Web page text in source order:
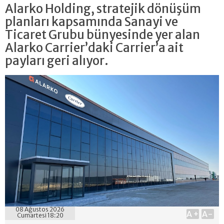
Alarko Holding, stratejik dönüşüm
planları kapsamında Sanayi ve
Ticaret Grubu bünyesinde yer alan
Alarko Carrier’daki Carrier’a ait
payları geri alıyor.
08 Ağustos 2026
Cumartesi 18:20
A+ A-